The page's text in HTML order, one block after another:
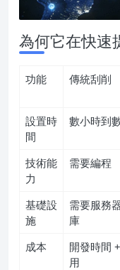
為何它在快速
功能 傳統刮削
設置時
間
數小時到
技術能
力
需要編程
基礎設
施
需要服務
庫
成本
開發時間
用